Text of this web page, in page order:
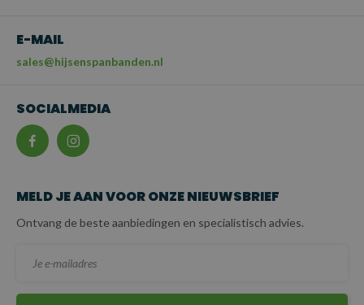
E-MAIL
sales@hijsenspanbanden.nl
SOCIALMEDIA
MELD JE AAN VOOR ONZE NIEUWSBRIEF
Ontvang de beste aanbiedingen en specialistisch advies.